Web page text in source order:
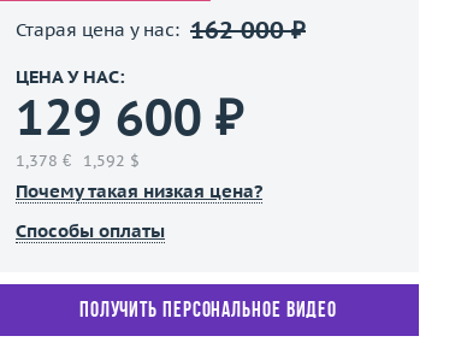
Старая цена у нас: 162 000 ₽
ЦЕНА У НАС:
129 600 ₽
1,378 € 1,592 $
Почему такая низкая цена?
Способы оплаты
Получить персональное видео